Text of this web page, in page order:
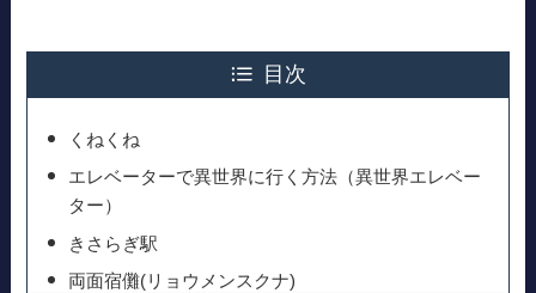
目次
くねくね
エレベーターで異世界に行く方法（異世界エレベー
ター）
きさらぎ駅
両面宿儺(リョウメンスクナ)